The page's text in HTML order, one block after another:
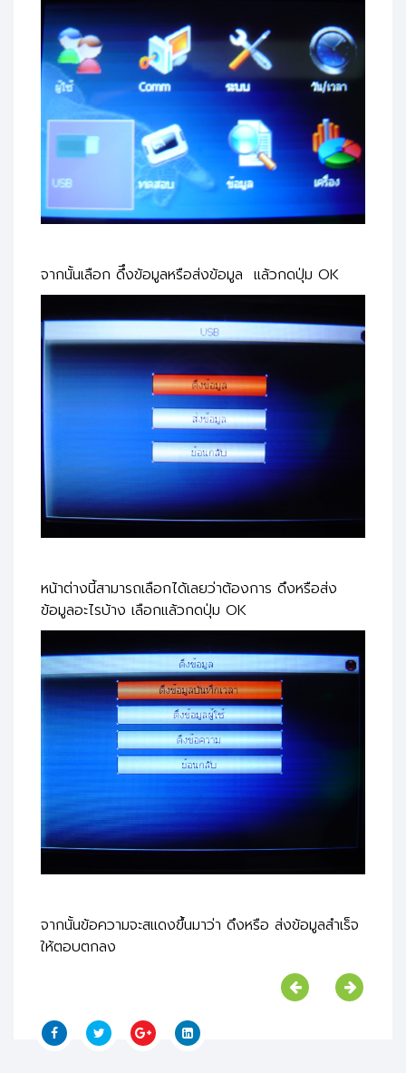
จากนั้นเลือก ดึึงข้อมูลหรือส่งข้อมูล แล้วกดปุ่ม OK
หน้าต่างนี้สามารถเลือกได้เลยว่าต้องการ ดึงหรือส่ง
ข้อมูลอะไรบ้าง เลือกแล้วกดปุ่ม OK
จากนั้นข้อความจะสแดงขึ้นมาว่า ดึงหรือ ส่งข้อมูลสำเร็จ
ให้ตอบตกลง